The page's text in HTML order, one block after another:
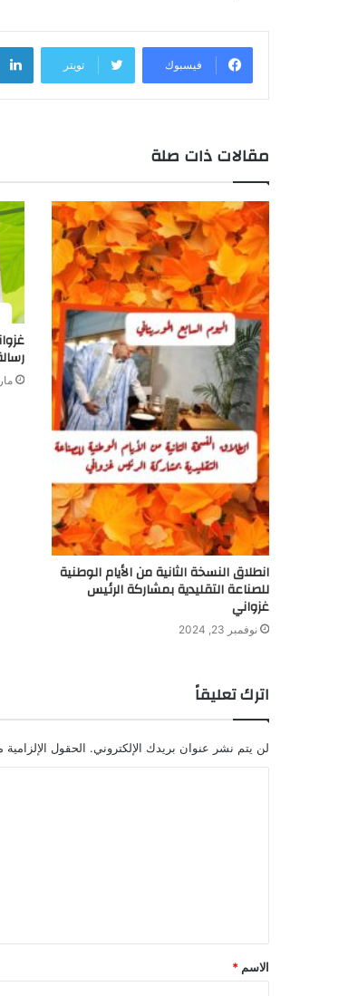
فيسبوك تويتر
مقالات ذات صلة
انطلاق النسخة الثانية من الأيام الوطنية
للصناعة التقليدية بمشاركة الرئيس
غزواني
نوفمبر 23, 2024
مارس
اترك تعليقاً
لن يتم نشر عنوان بريدك الإلكتروني. الحقول الإلزامية
ق
*
الاسم *